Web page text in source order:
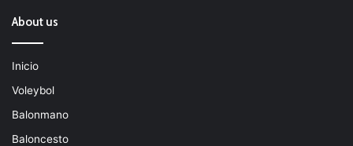
About us
Inicio
Voleybol
Balonmano
Baloncesto